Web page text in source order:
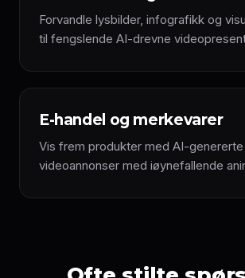
Forvandle lysbilder, infografikk og
til fengslende AI-drevne
E-handel og merkevarer
Vis frem produkter med AI-genererte
videoannonser med iøynefallende